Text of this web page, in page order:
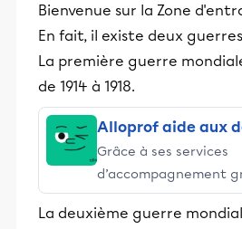
Bienvenue sur la Zone
En fait, il existe deux
La première guerre
de 1914 à 1918.
Alloprof aide aux
Grâce à ses services
d’accompagnement
stimulants, Alloprof
et leurs parents dans
La deuxième guerre